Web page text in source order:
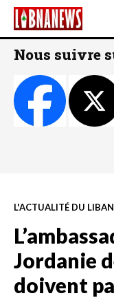
Nous suivre
L'ACTUALITÉ DU LIBAN
Jordanie
doivent